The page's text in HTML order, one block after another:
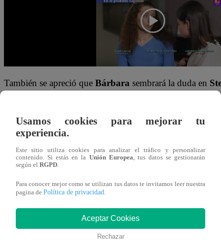
También se apreció que Bárbara sembrará la duda en
no
Mira EN VIVO el episodio 12 de
Usamos cookies para mejorar tu
experiencia.
Este sitio utiliza cookies para analizar el tráfico y personalizar
contenido. Si estás en la Unión Europea , tus datos se gestionarán
según el RGPD
Para conocer mejor como se utilizan tus datos te invitamos leer nuestra
pagina de Política de privacidad
Aceptar Cookies
Rechazar